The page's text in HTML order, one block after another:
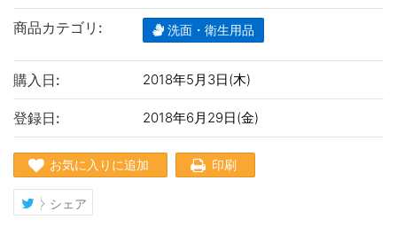
商品カテゴリ: 洗面・衛生用品
購入日: 2018年5月3日(木)
登録日: 2018年6月29日(金)
お気に入りに追加 印刷
シェア